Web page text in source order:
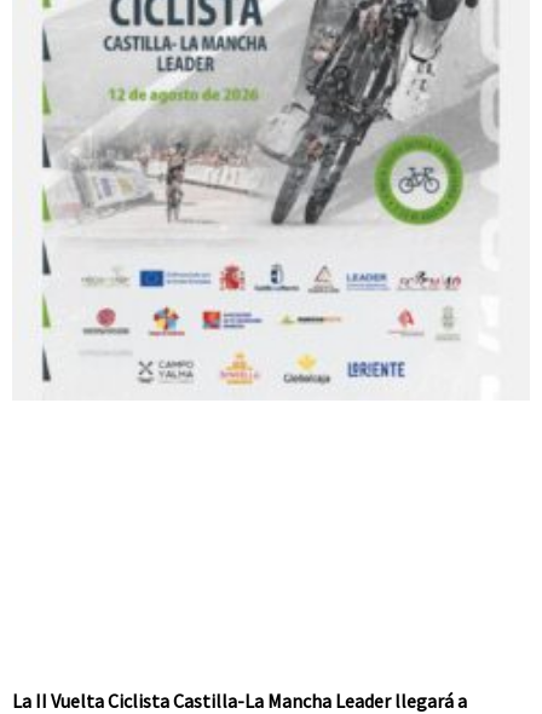
La II Vuelta Ciclista Castilla-La Mancha Leader llegará a